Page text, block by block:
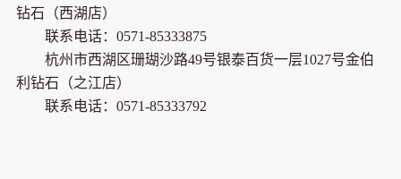
钻石（西湖店）
联系电话： 0571-85333875
杭州市西湖区珊瑚沙路49号银泰百货一层1027号金伯
利钻石（之江店）
联系电话： 0571-85333792